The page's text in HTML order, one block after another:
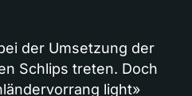
der Umsetzung der
Schlips treten. Doch
light»